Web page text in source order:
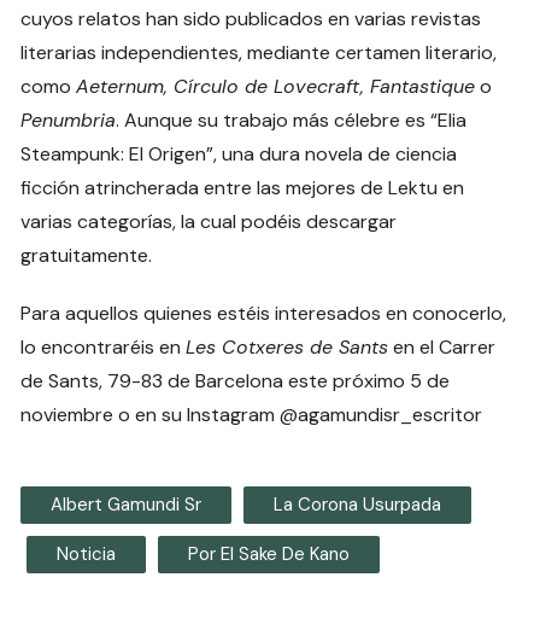
cuyos relatos han sido publicados en varias revistas
literarias independientes, mediante certamen literario,
comoAeternum, Círculo de Lovecraft, Fantastiqueo
Penumbria. Aunque su trabajo más célebre es “Elia
Steampunk: El Origen”, una dura novela de ciencia
ficción atrincherada entre las mejores de Lektu en
varias categorías, la cual podéis descargar
gratuitamente.
Para aquellos quienes estéis interesados en conocerlo,
lo encontraréis enLes Cotxeres de Santsen el Carrer
de Sants, 79-83 de Barcelona este próximo 5 de
noviembre o en su Instagram @agamundisr_escritor
Albert Gamundi Sr La Corona Usurpada
Noticia Por El Sake De Kano